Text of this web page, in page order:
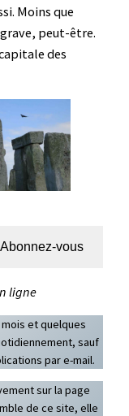
Moins que
peut-être.
des
Abonnez-vous
ligne
et quelques
sauf
par e-mail.
sur la page
de ce site, elle